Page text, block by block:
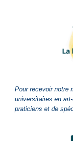
Pour recevoir notre
universitaires en
praticiens et de